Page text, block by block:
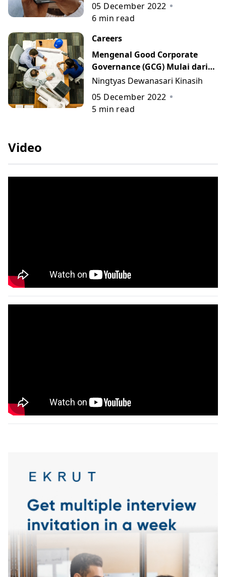
05 December 2022
6 min read
Careers
Mengenal Good Corporate
Governance (GCG) Mulai dari
Tujuan, 4 Prinsip, dan
Ningtyas Dewanasari Kinasih
05 December 2022
5 min read
Video